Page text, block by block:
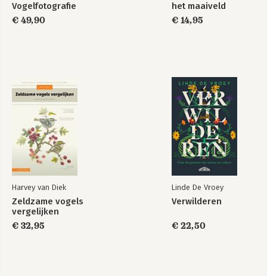
Vogelfotografie
€ 49,90
het maaiveld
€ 14,95
Harvey van Diek
Zeldzame vogels
vergelijken
€ 32,95
Linde De Vroey
Verwilderen
€ 22,50